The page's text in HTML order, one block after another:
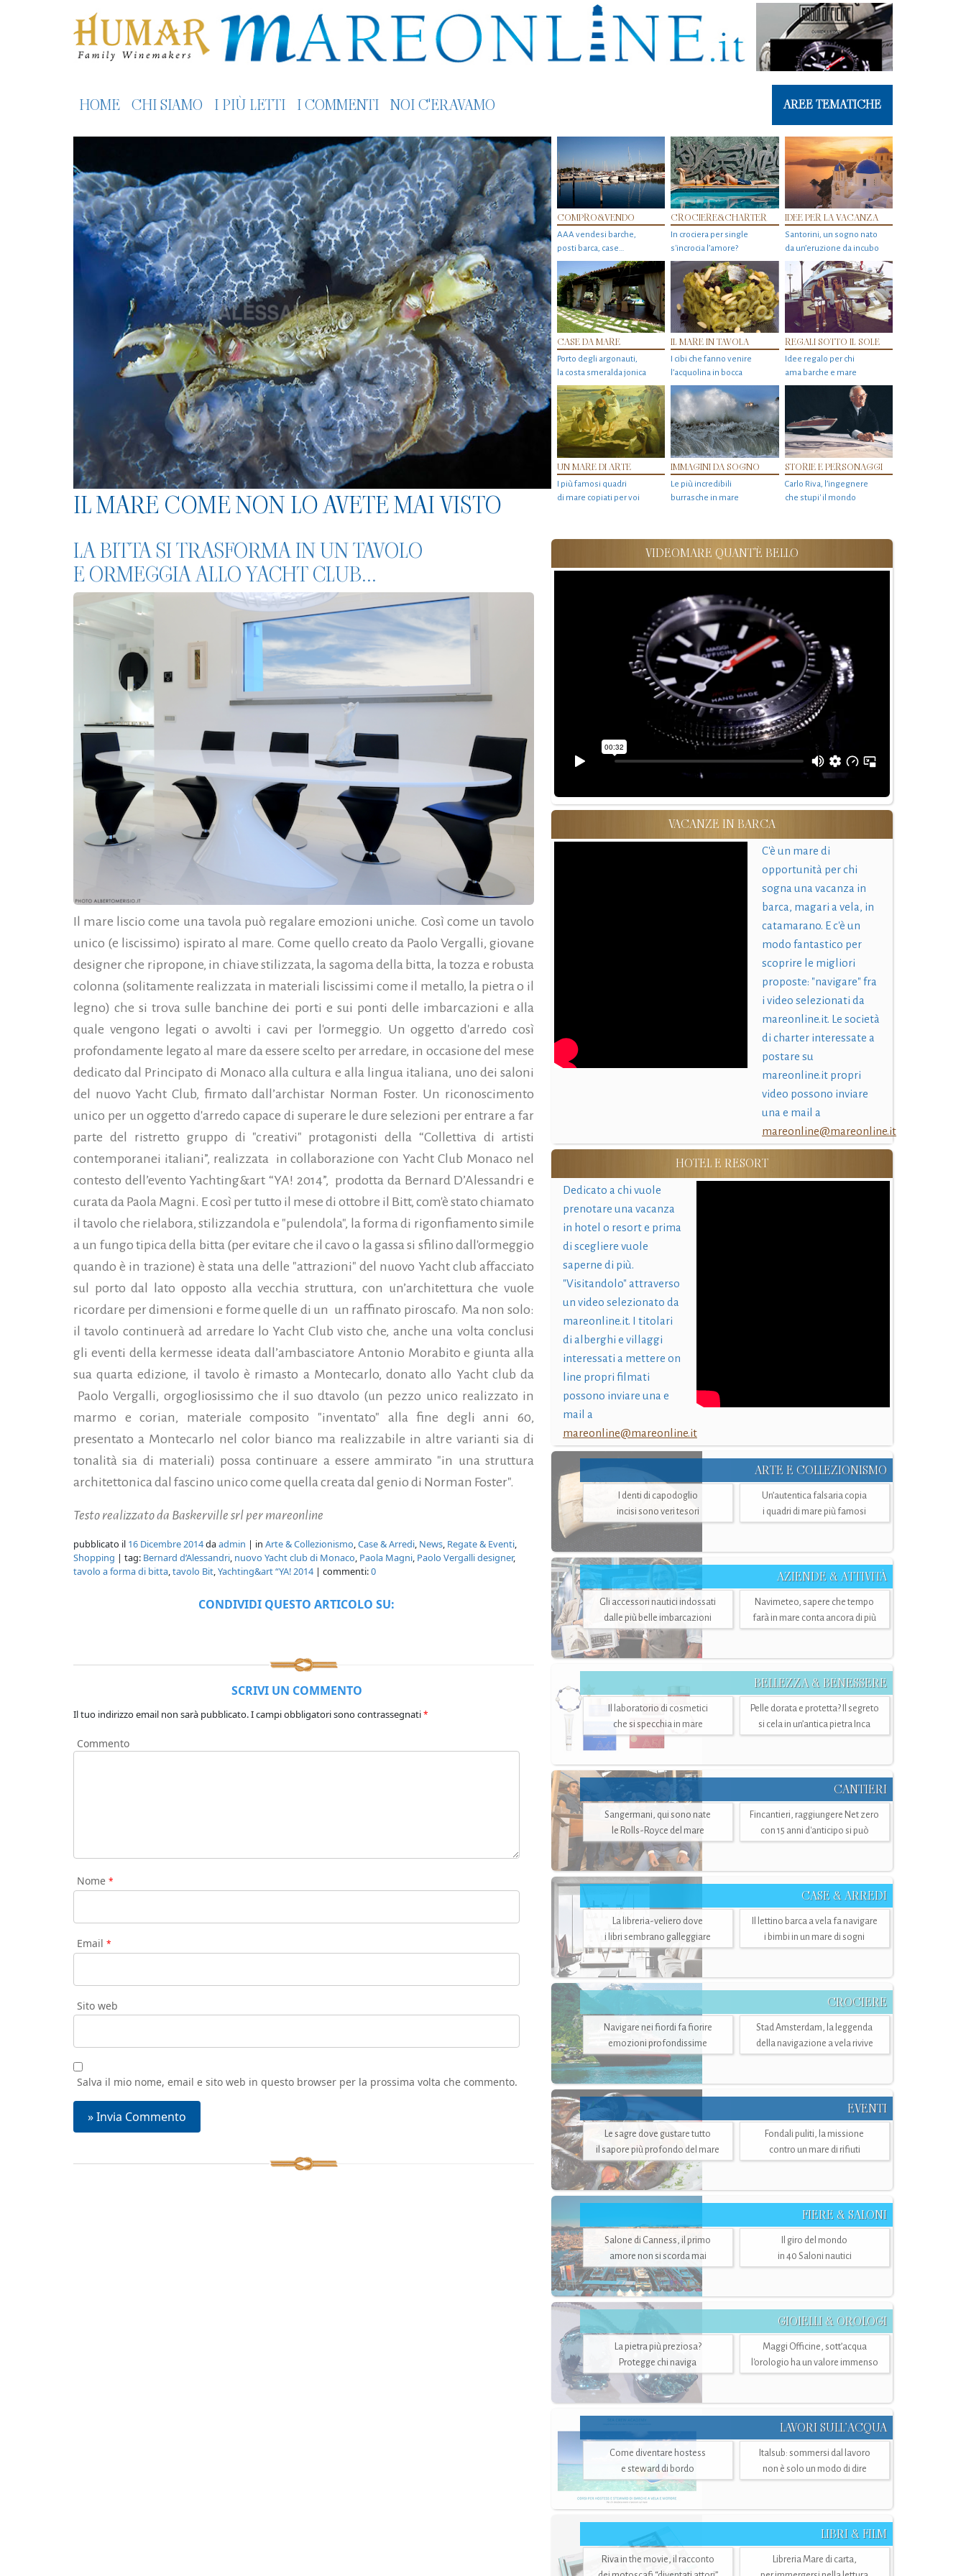
HOME CHI SIAMO I PIÙ LETTI I COMMENTI NOI C'ERAVAMO AREE TEMATICHE
IL MARE COME NON LO AVETE MAI VISTO
COMPRO&VENDO
AAA vendesi barche,
posti barca, case…
CROCIERE&CHARTER
In crociera per single
s'incrocia l’amore?
IDEE PER LA VACANZA
Santorini, un sogno nato
da un’eruzione da incubo
CASE DA MARE
Porto degli argonauti,
la costa smeralda jonica
IL MARE IN TAVOLA
I cibi che fanno venire
l’acquolina in bocca
REGALI SOTTO IL SOLE
Idee regalo per chi
ama barche e mare
UN MARE DI ARTE
I più famosi quadri
di mare copiati per voi
IMMAGINI DA SOGNO
Le più incredibili
burrasche in mare
STORIE E PERSONAGGI
Carlo Riva, l’ingegnere
che stupi' il mondo
LA BITTA SI TRASFORMA IN UN TAVOLO
E ORMEGGIA ALLO YACHT CLUB...
Il mare liscio come una tavola può regalare emozioni uniche. Così come un tavolo
unico (e liscissimo) ispirato al mare. Come quello creato da Paolo Vergalli, giovane
designer che ripropone, in chiave stilizzata, la sagoma della bitta, la tozza e robusta
colonna (solitamente realizzata in materiali liscissimi come il metallo, la pietra o il
legno) che si trova sulle banchine dei porti e sui ponti delle imbarcazioni e alla
quale vengono legati o avvolti i cavi per l'ormeggio. Un oggetto d'arredo così
profondamente legato al mare da essere scelto per arredare, in occasione del mese
dedicato dal Principato di Monaco alla cultura e alla lingua italiana, uno dei saloni
del nuovo Yacht Club, firmato dall’archistar Norman Foster. Un riconoscimento
unico per un oggetto d'arredo capace di superare le dure selezioni per entrare a far
parte del ristretto gruppo di "creativi" protagonisti della “Collettiva di artisti
contemporanei italiani”, realizzata in collaborazione con Yacht Club Monaco nel
contesto dell’evento Yachting&art “YA! 2014”, prodotta da Bernard D’Alessandri e
curata da Paola Magni. E così per tutto il mese di ottobre il Bitt, com'è stato chiamato
il tavolo che rielabora, stilizzandola e "pulendola", la forma di rigonfiamento simile
a un fungo tipica della bitta (per evitare che il cavo o la gassa si sfilino dall'ormeggio
quando è in trazione) è stata una delle "attrazioni" del nuovo Yacht club affacciato
sul porto dal lato opposto alla vecchia struttura, con un’architettura che vuole
ricordare per dimensioni e forme quelle di un un raffinato piroscafo. Ma non solo:
il tavolo continuerà ad arredare lo Yacht Club visto che, anche una volta conclusi
gli eventi della kermesse ideata dall’ambasciatore Antonio Morabito e giunta alla
sua quarta edizione, il tavolo è rimasto a Montecarlo, donato allo Yacht club da
Paolo Vergalli, orgogliosissimo che il suo dtavolo (un pezzo unico realizzato in
marmo e corian, materiale composito "inventato" alla fine degli anni 60,
presentato a Montecarlo nel color bianco ma realizzabile in altre varianti sia di
tonalità sia di materiali) possa continuare a essere ammirato "in una struttura
architettonica dal fascino unico come quella creata dal genio di Norman Foster".
Testo realizzato da Baskerville srl per mareonline
pubblicato il 16 Dicembre 2014daadmin | in Arte & Collezionismo,Case & Arredi, News, Regate & Eventi,
Shopping | tag: Bernard d’Alessandri, nuovo Yacht club di Monaco, Paola Magni, Paolo Vergalli designer,
tavolo a forma di bitta,tavolo Bit,Yachting&art “YA! 2014 | commenti:0
CONDIVIDI QUESTO ARTICOLO SU:
SCRIVI UN COMMENTO
Il tuo indirizzo email non sarà pubblicato.I campi obbligatori sono contrassegnati*
Commento
Nome *
Email *
Sito web
Salva il mio nome, email e sito web in questo browser per la prossima volta che commento.
VIDEOMARE QUANT'È BELLO
VACANZE IN BARCA
C'è un mare di
opportunità per chi
sogna una vacanza in
barca, magari a vela, in
catamarano. E c'è un
modo fantastico per
scoprire le migliori
proposte: "navigare" fra
i video selezionati da
mareonline.it. Le società
di charter interessate a
postare su
mareonline.it propri
video possono inviare
una e mail a
mareonline@mareonline.it
HOTEL E RESORT
Dedicato a chi vuole
prenotare una vacanza
in hotel o resort e prima
di scegliere vuole
saperne di più.
"Visitandolo" attraverso
un video selezionato da
mareonline.it. I titolari
di alberghi e villaggi
interessati a mettere on
line propri filmati
possono inviare una e
mail a
mareonline@mareonline.it
ARTE E COLLEZIONISMO
I denti di capodoglio
incisi sono veri tesori
Un’autentica falsaria copia
i quadri di mare più famosi
AZIENDE & ATTIVITÀ
Gli accessori nautici indossati
dalle più belle imbarcazioni
Navimeteo, sapere che tempo
farà in mare conta ancora di più
BELLEZZA & BENESSERE
Il laboratorio di cosmetici
che si specchia in mare
Pelle dorata e protetta? Il segreto
si cela in un’antica pietra Inca
CANTIERI
Sangermani, qui sono nate
le Rolls-Royce del mare
Fincantieri, raggiungere Net zero
con 15 anni d'anticipo si può
CASE & ARREDI
La libreria-veliero dove
i libri sembrano galleggiare
Il lettino barca a vela fa navigare
i bimbi in un mare di sogni
CROCIERE
Navigare nei fiordi fa fiorire
emozioni profondissime
Stad Amsterdam, la leggenda
della navigazione a vela rivive
EVENTI
Le sagre dove gustare tutto
il sapore più profondo del mare
Fondali puliti, la missione
contro un mare di rifiuti
FIERE & SALONI
Salone di Canness, il primo
amore non si scorda mai
Il giro del mondo
in 40 Saloni nautici
GIOIELLI & OROLOGI
La pietra più preziosa?
Protegge chi naviga
Maggi Officine, sott’acqua
l'orologio ha un valore immenso
LAVORI SULL’ACQUA
Come diventare hostess
e steward di bordo
Italsub: sommersi dal lavoro
non è solo un modo di dire
LIBRI & FILM
Riva in the movie, il racconto
Libreria Mare di carta,